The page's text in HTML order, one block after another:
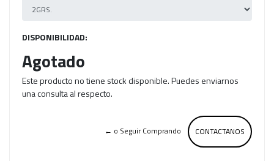
DISPONIBILIDAD:
Agotado
Este producto no tiene stock disponible. Puedes enviarnos
una consulta al respecto.
CONTACTANOS
← o Seguir Comprando